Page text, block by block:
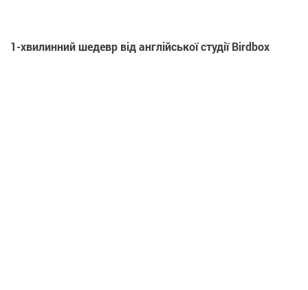
1-хвилинний шедевр від англійської студії Birdbox